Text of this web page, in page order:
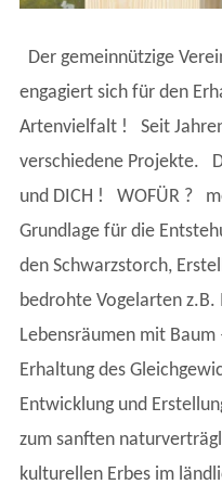
Der gemeinnützige
engagiert sich für den
Artenvielfalt ! Seit
verschiedene Projekte.
und DICH ! WOFÜR ?
Grundlage für die
den Schwarzstorch,
bedrohte Vogelarten
Lebensräumen mit Baum
Erhaltung des
Entwicklung und
zum sanften
kulturellen Erbes im